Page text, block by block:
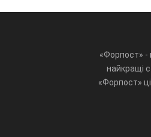
«Форпост» -
найкращі
«Форпост»